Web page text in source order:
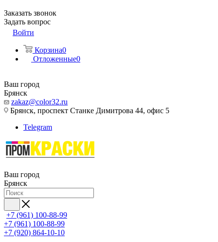
Заказать звонок
Задать вопрос
Войти
Корзина0
Отложенные0
Ваш город
Брянск
zakaz@color32.ru
Брянск, проспект Станке Димитрова 44, офис 5
Telegram
Ваш город
Брянск
+7 (961) 100-88-99
+7 (961) 100-88-99
+7 (920) 864-10-10